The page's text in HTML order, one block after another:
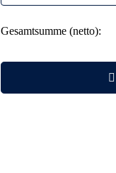
Gesamtsumme (netto):